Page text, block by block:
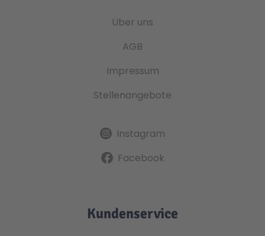
Über uns
AGB
Impressum
Stellenangebote
Instagram
Facebook
Kundenservice